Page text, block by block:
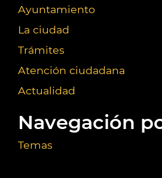
Ayuntamiento
La ciudad
Trámites
Atención ciudadana
Actualidad
Navegación
Temas